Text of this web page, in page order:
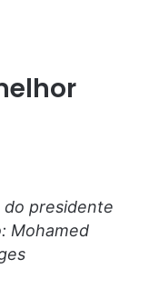
do presidente
Mohamed